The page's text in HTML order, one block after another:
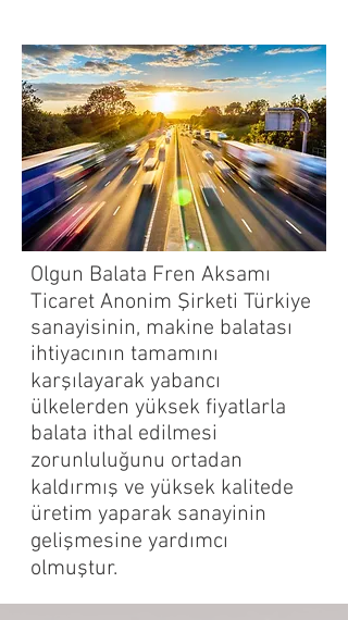
Olgun Balata Fren Aksamı
Ticaret Anonim Şirketi Türkiye
sanayisinin, makine balatası
ihtiyacının tamamını
karşılayarak yabancı
ülkelerden yüksek fiyatlarla
balata ithal edilmesi
zorunluluğunu ortadan
kaldırmış ve yüksek kalitede
üretim yaparak sanayinin
gelişmesine yardımcı
olmuştur.